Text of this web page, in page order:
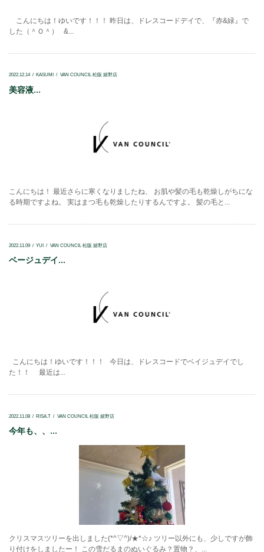
こんにちは！ゆいです！！！ 昨日は、ドレスコードデイで、『赤&緑』で
した（＾Ｏ＾） &...
2022.12.14 KASUMI VAN COUNCIL 松阪 嬉野店
美容液...
こんにちは！ 最近さらに寒くなりましたね、 お肌や髪の毛も乾燥しがちにな
る時期ですよね。 実はまつ毛も乾燥したりするんですよ。 髪の毛と...
2022.11.09 YUI VAN COUNCIL 松阪 嬉野店
ベージュデイ...
こんにちは！ゆいです！！！ 今日は、ドレスコードでベイジュデイでし
た！！ 最近は...
2022.11.08 RISA.T VAN COUNCIL 松阪 嬉野店
今年も、、...
クリスマスツリーを出しました(*^▽^)/★*☆♪ ツリー以外にも、少しですが飾
り付けをしましたー！ この雪だるまのぬいぐるみ？置物？、...